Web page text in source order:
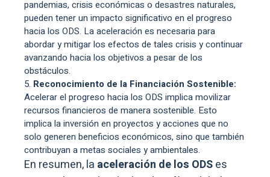
pandemias, crisis económicas o desastres naturales,
pueden tener un impacto significativo en el progreso
hacia los ODS. La aceleración es necesaria para
abordar y mitigar los efectos de tales crisis y continuar
avanzando hacia los objetivos a pesar de los
obstáculos.
Reconocimiento de la Financiación Sostenible:
Acelerar el progreso hacia los ODS implica movilizar
recursos financieros de manera sostenible. Esto
implica la inversión en proyectos y acciones que no
solo generen beneficios económicos, sino que también
contribuyan a metas sociales y ambientales.
En resumen, la aceleración de los ODSes